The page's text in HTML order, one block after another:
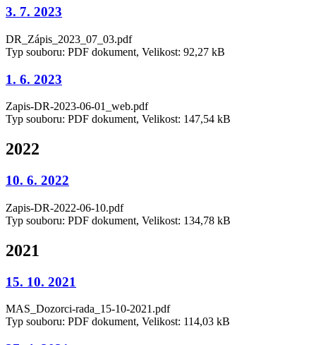
3. 7. 2023
DR_Zápis_2023_07_03.pdf
Typ souboru: PDF dokument, Velikost: 92,27 kB
1. 6. 2023
Zapis-DR-2023-06-01_web.pdf
Typ souboru: PDF dokument, Velikost: 147,54 kB
2022
10. 6. 2022
Zapis-DR-2022-06-10.pdf
Typ souboru: PDF dokument, Velikost: 134,78 kB
2021
15. 10. 2021
MAS_Dozorci-rada_15-10-2021.pdf
Typ souboru: PDF dokument, Velikost: 114,03 kB